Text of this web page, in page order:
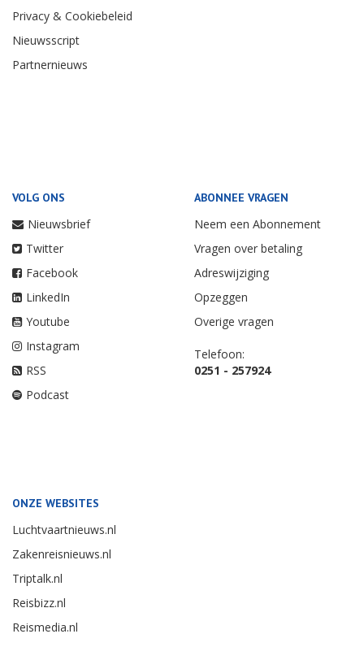
Privacy & Cookiebeleid
Nieuwsscript
Partnernieuws
VOLG ONS
Nieuwsbrief
Twitter
Facebook
LinkedIn
Youtube
Instagram
RSS
Podcast
ABONNEE VRAGEN
Neem een Abonnement
Vragen over betaling
Adreswijziging
Opzeggen
Overige vragen
Telefoon:
0251 - 257924
ONZE WEBSITES
Luchtvaartnieuws.nl
Zakenreisnieuws.nl
Triptalk.nl
Reisbizz.nl
Reismedia.nl